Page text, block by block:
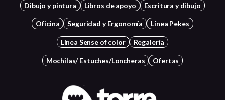
Dibujo y pintura Libros de apoyo Escritura y dibujo
Oficina Seguridad y Ergonomía Línea Pekes
Línea Sense of color Regalería
Mochilas/ Estuches/Loncheras Ofertas